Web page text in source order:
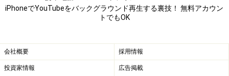
iPhoneでYouTubeをバックグラウンド再生する裏技！ 無料アカウン
トでもOK
会社概要 採用情報
投資家情報 広告掲載